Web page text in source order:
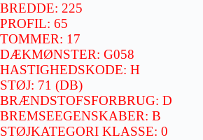
BREDDE: 225
PROFIL: 65
TOMMER: 17
DÆKMØNSTER: G058
HASTIGHEDSKODE: H
STØJ: 71 (DB)
BRÆNDSTOFSFORBRUG: D
BREMSEEGENSKABER: B
STØJKATEGORI KLASSE: 0